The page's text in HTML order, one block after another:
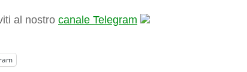
al nostro canale Telegram